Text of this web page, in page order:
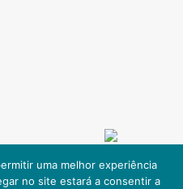
uma melhor experiência
no site estará a consentir a